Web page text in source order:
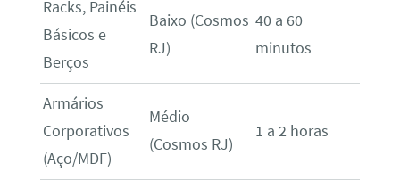
Racks, Painéis
Básicos e
Berços
Baixo (Cosmos
RJ)
40 a 60
minutos
Armários
Corporativos
(Aço/MDF)
Médio
(Cosmos RJ)
1 a 2 horas